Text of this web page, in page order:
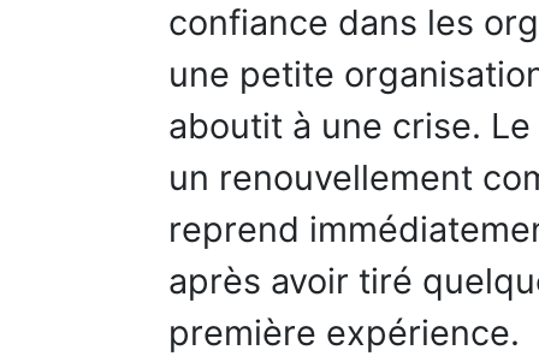
confiance dans les
une petite
aboutit à une crise.
un renouvellement
reprend
après avoir tiré
première expérience.